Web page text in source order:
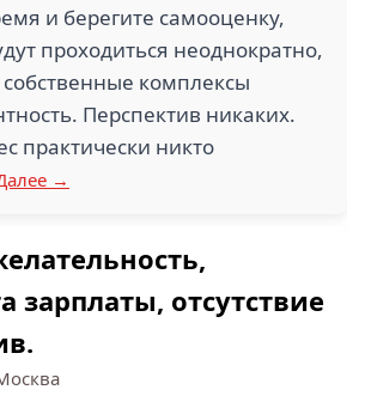
и берегите самооценку,
проходиться неоднократно,
комплексы
Перспектив никаких.
практически никто
→
зарплаты, отсутствие